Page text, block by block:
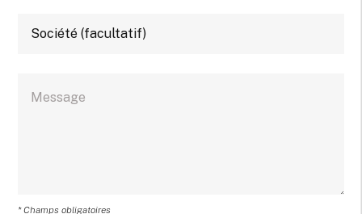
* Champs obligatoires